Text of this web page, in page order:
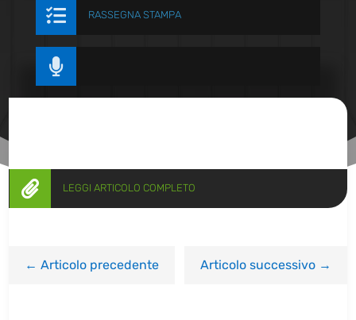
 RASSEGNA STAMPA

 LEGGI ARTICOLO COMPLETO
←Articolo precedente Articolo successivo→